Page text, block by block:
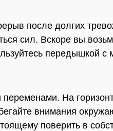
после долгих
сил. Вскоре вы
передышкой с
На
внимания
поверить в